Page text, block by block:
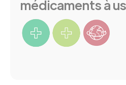
médicaments à